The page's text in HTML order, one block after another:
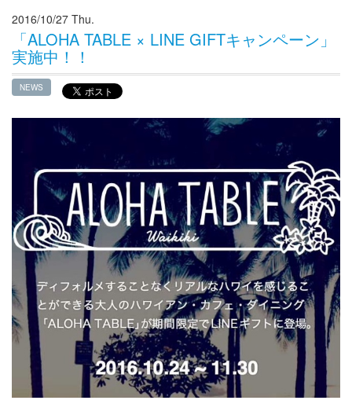
2016/10/27 Thu.
「ALOHA TABLE × LINE GIFTキャンペーン」
実施中！！
NEWS